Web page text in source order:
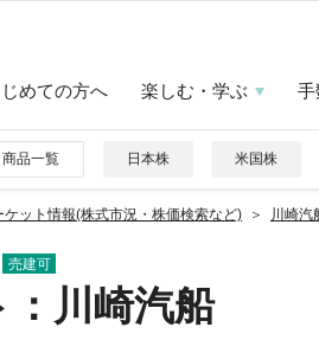
めての方へ 楽しむ・学ぶ 手
商品一覧 日本株 米国株
ケット情報(株式市況・株価検索など) 川崎汽
売建可
川崎汽船